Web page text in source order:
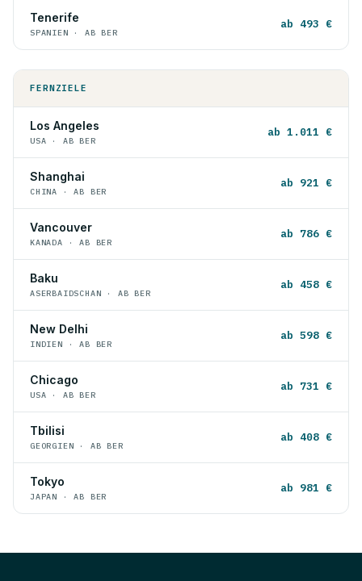
Tenerife
SPANIEN · AB BER
ab 493 €
FERNZIELE
Los Angeles
USA · AB BER
ab 1.011 €
Shanghai
CHINA · AB BER
ab 921 €
Vancouver
KANADA · AB BER
ab 786 €
Baku
ASERBAIDSCHAN · AB BER
ab 458 €
New Delhi
INDIEN · AB BER
ab 598 €
Chicago
USA · AB BER
ab 731 €
Tbilisi
GEORGIEN · AB BER
ab 408 €
Tokyo
JAPAN · AB BER
ab 981 €